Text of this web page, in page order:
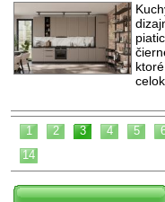
celok.
1 2 3 4 5
14